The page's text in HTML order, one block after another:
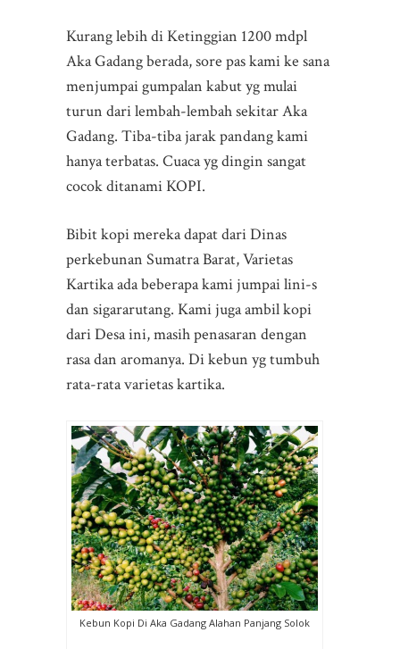
Kurang lebih di Ketinggian 1200 mdpl
Aka Gadang berada, sore pas kami ke sana
menjumpai gumpalan kabut yg mulai
turun dari lembah-lembah sekitar Aka
Gadang. Tiba-tiba jarak pandang kami
hanya terbatas. Cuaca yg dingin sangat
cocok ditanami KOPI.
Bibit kopi mereka dapat dari Dinas
perkebunan Sumatra Barat, Varietas
Kartika ada beberapa kami jumpai lini-s
dan sigararutang. Kami juga ambil kopi
dari Desa ini, masih penasaran dengan
rasa dan aromanya. Di kebun yg tumbuh
rata-rata varietas kartika.
Kebun Kopi Di Aka Gadang Alahan Panjang Solok